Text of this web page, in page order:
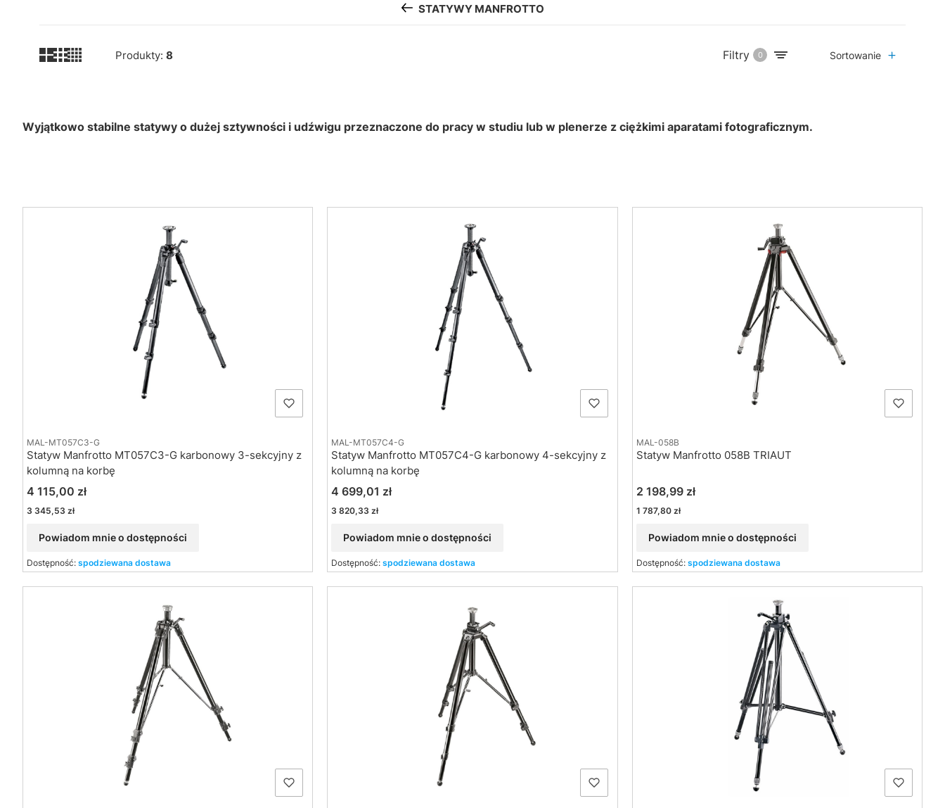
STATYWY MANFROTTO
Produkty: 8 Filtry 0 Sortowanie
Wyjątkowo stabilne statywy o dużej sztywności i udźwigu przeznaczone do pracy w studiu lub w plenerze z ciężkimi aparatami fotograficznym.
MAL-MT057C3-G
Statyw Manfrotto MT057C3-G karbonowy 3-sekcyjny z
kolumną na korbę
Cena
4 115,00 zł
Cena
3 345,53 zł
Powiadom mnie o dostępności
Dostępność: spodziewana dostawa
MAL-MT057C4-G
Statyw Manfrotto MT057C4-G karbonowy 4-sekcyjny z
kolumną na korbę
Cena
4 699,01 zł
Cena
3 820,33 zł
Powiadom mnie o dostępności
Dostępność:spodziewana dostawa
MAL-058B
Statyw Manfrotto 058B TRIAUT
Cena
2 198,99 zł
Cena
1 787,80 zł
Powiadom mnie o dostępności
Dostępność: spodziewana dostawa